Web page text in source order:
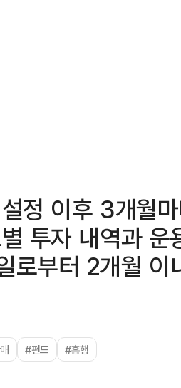
정 이후 3개월
투자 내역과
로부터 2개월 이
#펀드 #흥행